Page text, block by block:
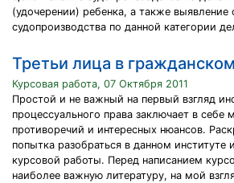
(удочерении) ребенка, а также выявление
судопроизводства по данной категории
Третьи лица в
Курсовая работа, 07 Октября 2011
Простой и не важный на первый взгляд
процессуального права заключает в себе
противоречий и интересных нюансов.
попытка разобраться в данном институте
курсовой работы. Перед написанием
наиболее важную литературу, на мой